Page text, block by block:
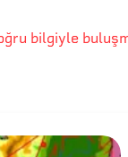
bilgiyle